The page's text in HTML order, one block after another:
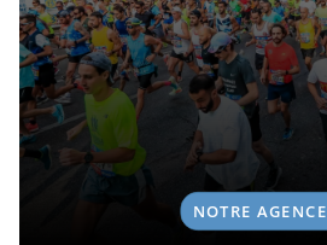
NOTRE AGENCE